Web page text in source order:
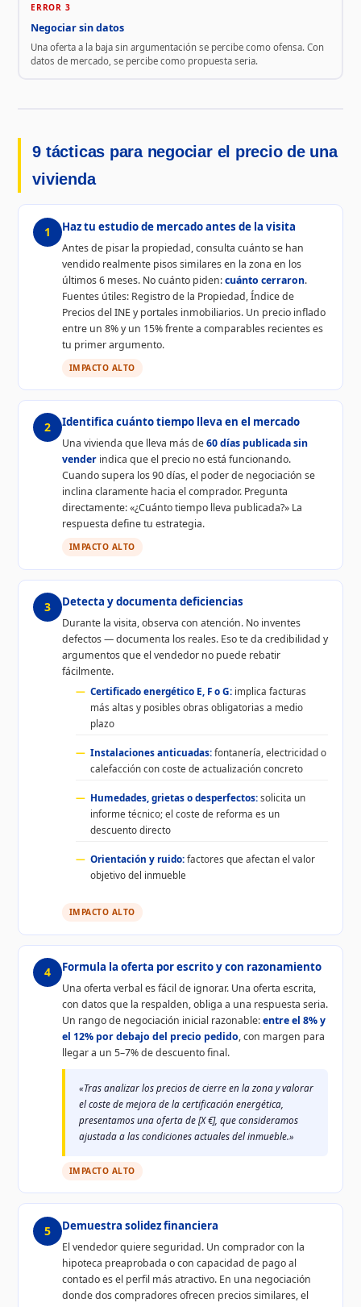
ERROR 3
Negociar sin datos
Una oferta a la baja sin argumentación se percibe como ofensa. Con
datos de mercado, se percibe como propuesta seria.
9 tácticas para negociar el precio de una
vivienda
1 Haz tu estudio de mercado antes de la visita
Antes de pisar la propiedad, consulta cuánto se han
vendido realmente pisos similares en la zona en los
últimos 6 meses. No cuánto piden:cuánto cerraron.
Fuentes útiles: Registro de la Propiedad, Índice de
Precios del INE y portales inmobiliarios. Un precio inflado
entre un 8% y un 15% frente a comparables recientes es
tu primer argumento.
IMPACTO ALTO
2 Identifica cuánto tiempo lleva en el mercado
Una vivienda que lleva más de60 días publicada sin
venderindica que el precio no está funcionando.
Cuando supera los 90 días, el poder de negociación se
inclina claramente hacia el comprador. Pregunta
directamente: «¿Cuánto tiempo lleva publicada?» La
respuesta define tu estrategia.
IMPACTO ALTO
3 Detecta y documenta deficiencias
Durante la visita, observa con atención. No inventes
defectos — documenta los reales. Eso te da credibilidad y
argumentos que el vendedor no puede rebatir
fácilmente.
Certificado energético E, F o G: implica facturas
más altas y posibles obras obligatorias a medio
plazo
Instalaciones anticuadas:fontanería, electricidad o
calefacción con coste de actualización concreto
Humedades, grietas o desperfectos:solicita un
informe técnico; el coste de reforma es un
descuento directo
Orientación y ruido:factores que afectan el valor
objetivo del inmueble
IMPACTO ALTO
4 Formula la oferta por escrito y con razonamiento
Una oferta verbal es fácil de ignorar. Una oferta escrita,
con datos que la respalden, obliga a una respuesta seria.
Un rango de negociación inicial razonable:entre el 8% y
el 12% por debajo del precio pedido, con margen para
llegar a un 5–7% de descuento final.
«Tras analizar los precios de cierre en la zona y valorar
el coste de mejora de la certificación energética,
presentamos una oferta de [X €], que consideramos
ajustada a las condiciones actuales del inmueble.»
IMPACTO ALTO
5 Demuestra solidez financiera
El vendedor quiere seguridad. Un comprador con la
hipoteca preaprobada o con capacidad de pago al
contado es el perfil más atractivo. En una negociación
donde dos compradores ofrecen precios similares, el